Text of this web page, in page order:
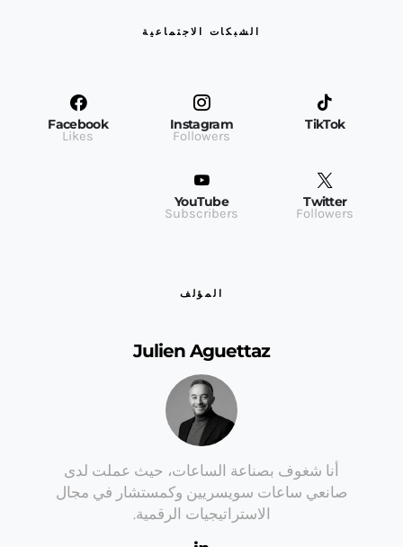
الشبكات الاجتماعية
TikTok
Instagram
Followers
Facebook
Likes
Twitter
Followers
YouTube
Subscribers
المؤلف
Julien Aguettaz
أنا شغوف بصناعة الساعات، حيث عملت لدى
صانعي ساعات سويسريين وكمستشار في مجال
الاستراتيجيات الرقمية.